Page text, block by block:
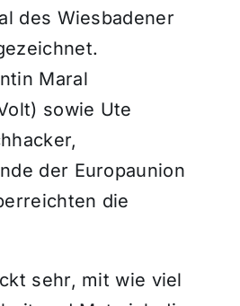
des Wiesbadener
Maral
sowie Ute
der Europaunion
die
sehr, mit wie viel